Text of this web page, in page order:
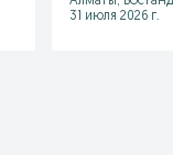
31 июля 2026 г.